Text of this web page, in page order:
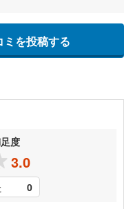
を投稿する
度
3.0
0